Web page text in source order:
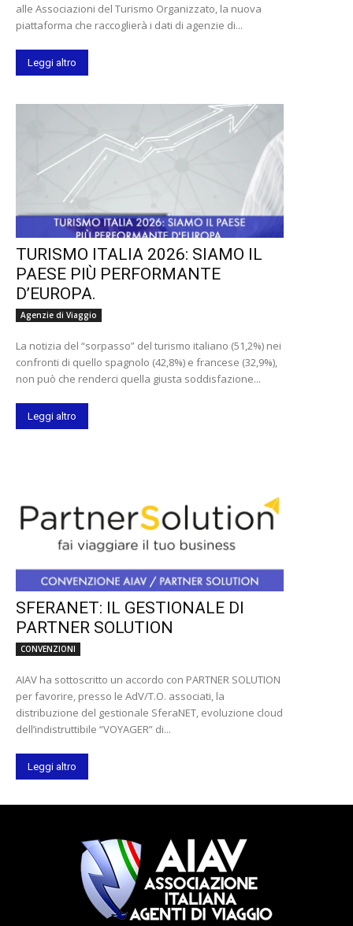
alle Associazioni del Turismo Organizzato, la nuova
piattaforma che raccoglierà i dati di agenzie di...
Leggi altro
TURISMO ITALIA 2026: SIAMO IL
PAESE PIÙ PERFORMANTE
D’EUROPA.
Agenzie di Viaggio
La notizia del “sorpasso” del turismo italiano (51,2%) nei
confronti di quello spagnolo (42,8%) e francese (32,9%),
non può che renderci quella giusta soddisfazione...
Leggi altro
SFERANET: IL GESTIONALE DI
PARTNER SOLUTION
CONVENZIONI
AIAV ha sottoscritto un accordo con PARTNER SOLUTION
per favorire, presso le AdV/T.O. associati, la
distribuzione del gestionale SferaNET, evoluzione cloud
dell’indistruttibile “VOYAGER” di...
Leggi altro